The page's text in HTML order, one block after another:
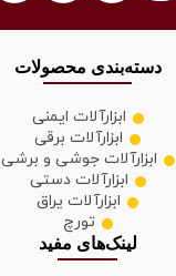
دسته‌بندی محصولات
ابزارآلات ایمنی
ابزارآلات برقی
ابزارآلات جوشی و برشی
ابزارآلات دستی
ابزارآلات یراق
تورچ
لینک‌های مفید